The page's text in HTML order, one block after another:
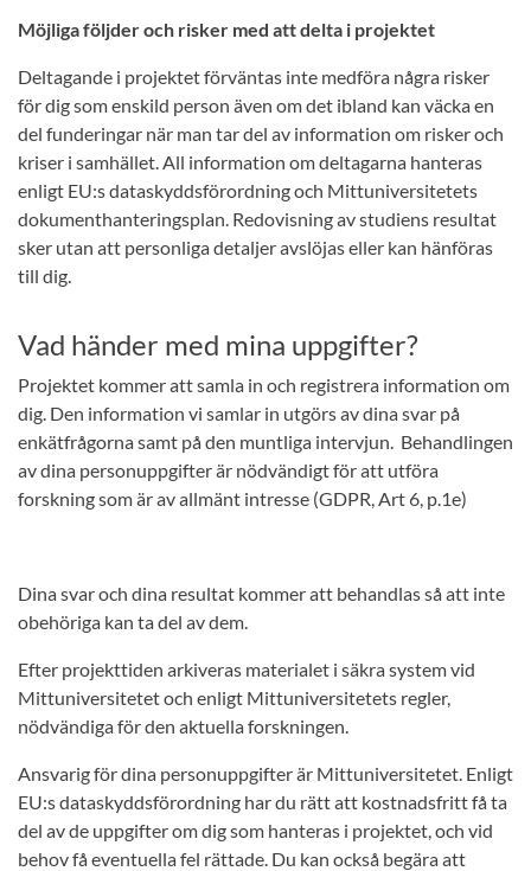
Möjliga följder och risker med att delta i projektet
Deltagande i projektet förväntas inte medföra några risker
för dig som enskild person även om det ibland kan väcka en
del funderingar när man tar del av information om risker och
kriser i samhället. All information om deltagarna hanteras
enligt EU:s dataskyddsförordning och Mittuniversitetets
dokumenthanteringsplan. Redovisning av studiens resultat
sker utan att personliga detaljer avslöjas eller kan hänföras
till dig.
Vad händer med mina uppgifter?
Projektet kommer att samla in och registrera information om
dig. Den information vi samlar in utgörs av dina svar på
enkätfrågorna samt på den muntliga intervjun. Behandlingen
av dina personuppgifter är nödvändigt för att utföra
forskning som är av allmänt intresse (GDPR, Art 6, p.1e)
Dina svar och dina resultat kommer att behandlas så att inte
obehöriga kan ta del av dem.
Efter projekttiden arkiveras materialet i säkra system vid
Mittuniversitetet och enligt Mittuniversitetets regler,
nödvändiga för den aktuella forskningen.
Ansvarig för dina personuppgifter är Mittuniversitetet. Enligt
EU:s dataskyddsförordning har du rätt att kostnadsfritt få ta
del av de uppgifter om dig som hanteras i projektet, och vid
behov få eventuella fel rättade. Du kan också begära att